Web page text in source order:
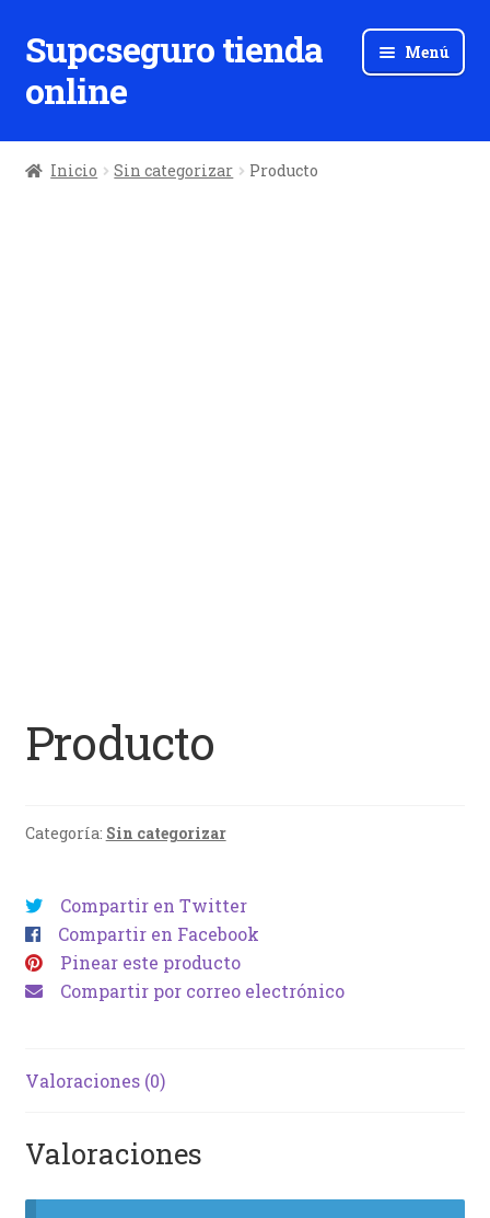
Ir
a
la
Ir
al
contenido
Supcseguro tienda
online
Menú
Inicio Sin categorizar Producto
Producto
Categoría: Sin categorizar
Compartir en Twitter
Compartir en Facebook
Pinear este producto
Compartir por correo electrónico
Valoraciones (0)
Valoraciones